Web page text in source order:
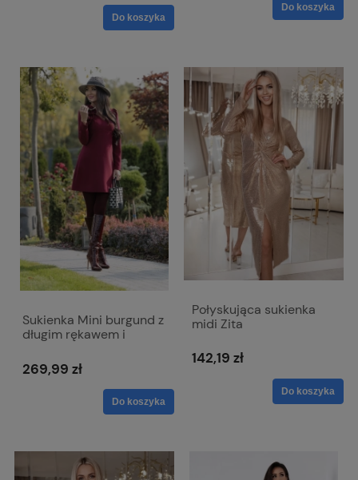
Do koszyka
Do koszyka
Sukienka Mini burgund z
długim rękawem i
Emma
269,99 zł
Do koszyka
Połyskująca sukienka
midi Zita
142,19 zł
Do koszyka